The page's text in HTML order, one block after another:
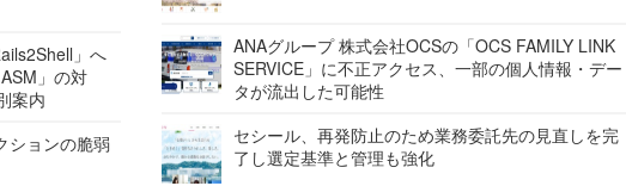
」へ
」の対
案内
ションの脆弱
ANAグループ 株式会社OCSの「OCS FAMILY LINK
SERVICE」に不正アクセス、一部の個人情報・デー
タが流出した可能性
セシール、再発防止のため業務委託先の見直しを完
了し選定基準と管理も強化